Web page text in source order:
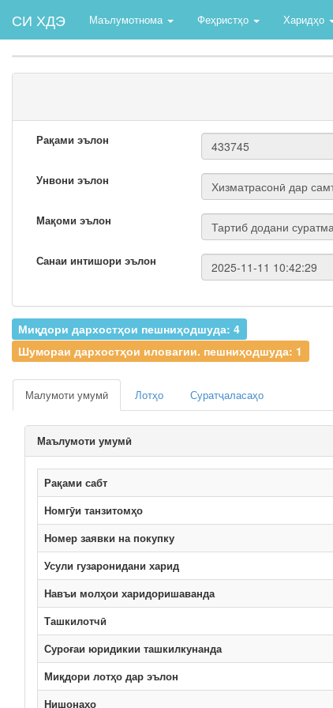
СИ ХДЭ Маълумотнома Феҳристҳо Харидҳо
Рақами эълон
Унвони эълон
Мақоми эълон
Санаи интишори эълон
Миқдори дархостҳои пешниҳодшуда: 4
Шумораи дархостҳои иловагии. пешниҳодшуда: 1
Малумоти умумӣ Лотҳо Суратҷаласаҳо
Маълумоти умумӣ
Рақами сабт
Номгӯи танзитомҳо
Номер заявки на покупку
Усули гузаронидани харид
Навъи молҳои харидоришаванда
Ташкилотчӣ
Суроғаи юридикии ташкилкунанда
Миқдори лотҳо дар эълон
Нишонаҳо